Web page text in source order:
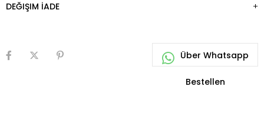
DEĞIŞIM İADE